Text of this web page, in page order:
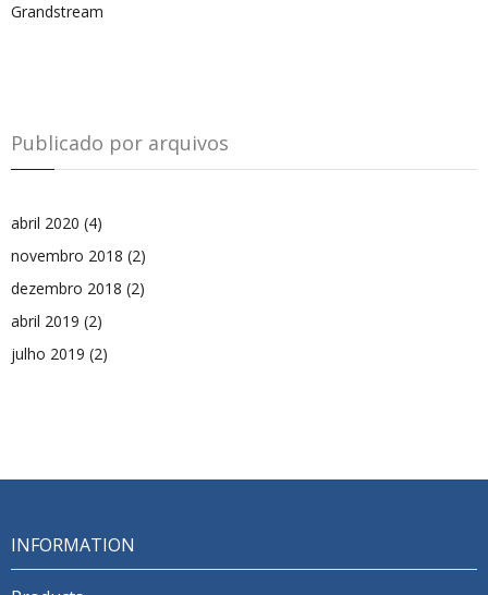
Grandstream
Publicado por arquivos
abril 2020 (4)
novembro 2018 (2)
dezembro 2018 (2)
abril 2019 (2)
julho 2019 (2)
INFORMATION